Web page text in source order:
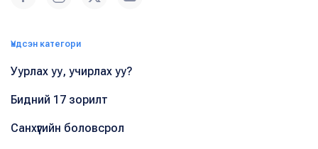
Үндсэн категори
Уурлах уу, учирлах уу?
Бидний 17 зорилт
Санхүүгийн боловсрол